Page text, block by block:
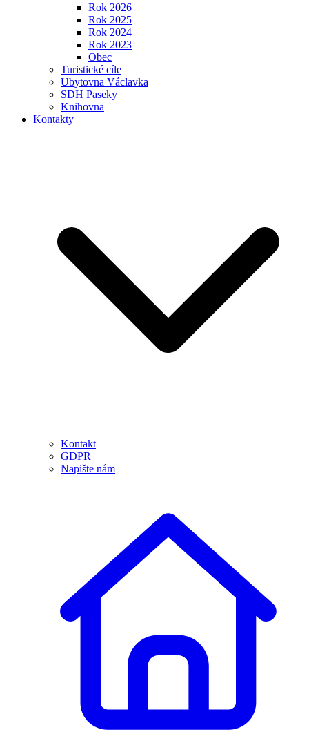
Rok 2026
Rok 2025
Rok 2024
Rok 2023
Obec
Turistické cíle
Ubytovna Václavka
SDH Paseky
Knihovna
Kontakty
Kontakt
GDPR
Napište nám